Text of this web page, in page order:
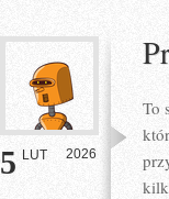
5 LUT 2026
To